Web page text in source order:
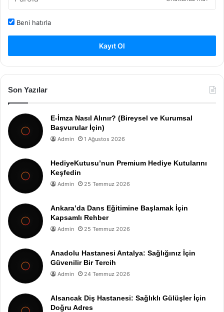
Beni hatırla
Kayıt Ol
Son Yazılar
E-İmza Nasıl Alınır? (Bireysel ve Kurumsal
Başvurular İçin)
Admin 1 Ağustos 2026
HediyeKutusu’nun Premium Hediye Kutularını
Keşfedin
Admin 25 Temmuz 2026
Ankara’da Dans Eğitimine Başlamak İçin
Kapsamlı Rehber
Admin 25 Temmuz 2026
Anadolu Hastanesi Antalya: Sağlığınız İçin
Güvenilir Bir Tercih
Admin 24 Temmuz 2026
Alsancak Diş Hastanesi: Sağlıklı Gülüşler İçin
Doğru Adres